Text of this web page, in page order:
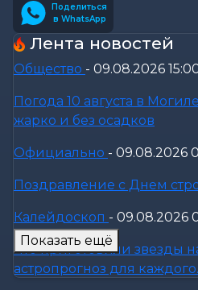
Поделиться
в WhatsApp
Лента новостей
Общество - 09.08.2026
Погода 10 августа в
жарко и без осадков
Официально - 09.08.2026
Поздравление с Днем
Калейдоскоп - 09.08.2026
Что приготовили звезды
астропрогноз для
Показать ещё